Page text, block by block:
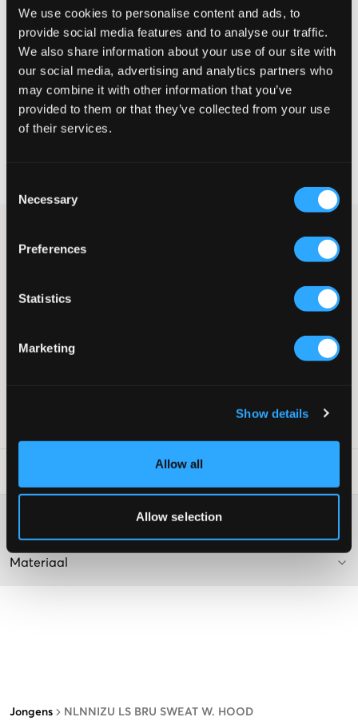
We use cookies to personalise content and ads, to
provide social media features and to analyse our traffic.
We also share information about your use of our site with
our social media, advertising and analytics partners who
may combine it with other information that you’ve
provided to them or that they’ve collected from your use
of their services.
Selection
Necessary
Preferences
Statistics
Marketing
Show details
Allow all
Allow selection
Jongens NLNNIZU LS BRU SWEAT W. HOOD
Te klein Perfect Te groot
MAATTABEL
KIES EEN MAAT
pasvorm met verlaagde schouders. Zachte boorden zijn
aanwezig aan de mouwuiteinden en onderkant. Deze hoodie is
Hoodie
Boorden aan mouwuiteinden en onderkant
Materiaal